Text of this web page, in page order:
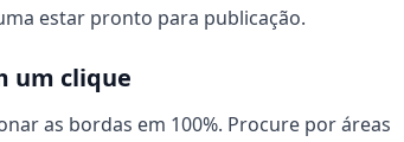
estar pronto para publicação.
um clique
as bordas em 100%. Procure por áreas